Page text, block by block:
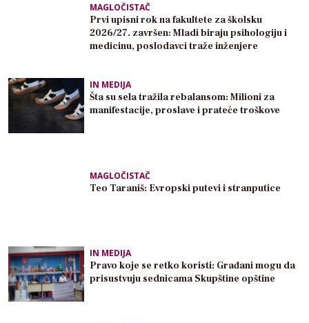
MAGLOČISTAČ
Prvi upisni rok na fakultete za školsku
2026/27. završen: Mladi biraju psihologiju i
medicinu, poslodavci traže inženjere
IN MEDIJA
Šta su sela tražila rebalansom: Milioni za
manifestacije, proslave i prateće troškove
MAGLOČISTAČ
Teo Taraniš: Evropski putevi i stranputice
IN MEDIJA
Pravo koje se retko koristi: Građani mogu da
prisustvuju sednicama Skupštine opštine